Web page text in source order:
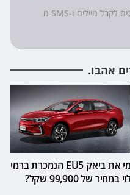
בלחיצה על כפתור שלח אני מסכים לקבל מיילים ו-SMS מ
אהבו.
מי את ביאק EU5 הנמכרת ברמי
במחיר של 99,900 שקל?